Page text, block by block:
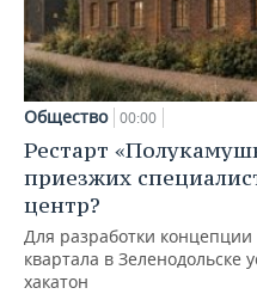
Общество 00:00
Рестарт
приезжих
центр?
Для разработки
квартала в Зеленодольске
хакатон